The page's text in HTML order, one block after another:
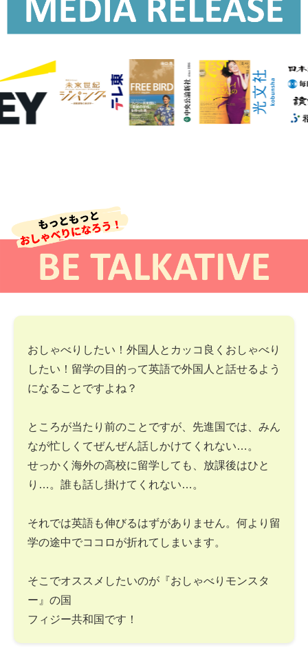
おしゃべりしたい！外国人とカッコ良くおしゃべり
したい！留学の目的って英語で外国人と話せるよう
になることですよね？
ところが当たり前のことですが、先進国では、みん
なが忙しくてぜんぜん話しかけてくれない…。
せっかく海外の高校に留学しても、放課後はひと
り…。誰も話し掛けてくれない…。
それでは英語も伸びるはずがありません。何より留
学の途中でココロが折れてしまいます。
そこでオススメしたいのが『おしゃべりモンスタ
ー』の国
フィジー共和国です！